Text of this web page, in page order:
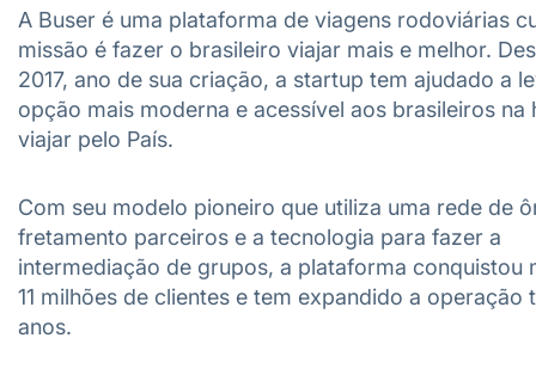
A Buser é uma plataforma de viagens rodoviárias
missão é fazer o brasileiro viajar mais e melhor.
2017, ano de sua criação, a startup tem ajudado a
opção mais moderna e acessível aos brasileiros na
viajar pelo País.
Com seu modelo pioneiro que utiliza uma rede de
fretamento parceiros e a tecnologia para fazer a
intermediação de grupos, a plataforma conquistou
11 milhões de clientes e tem expandido a operação
anos.